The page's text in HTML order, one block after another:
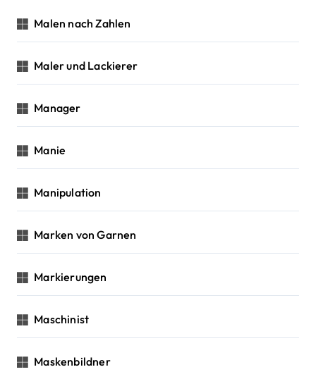
Malen nach Zahlen
Maler und Lackierer
Manager
Manie
Manipulation
Marken von Garnen
Markierungen
Maschinist
Maskenbildner